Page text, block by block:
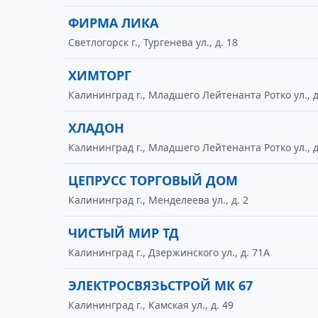
ФИРМА ЛИКА
Светлогорск г., Тургенева ул., д. 18
ХИМТОРГ
Калининград г., Младшего Лейтенанта Ротко ул.,
ХЛАДОН
Калининград г., Младшего Лейтенанта Ротко ул.,
ЦЕПРУСС ТОРГОВЫЙ ДОМ
Калининград г., Менделеева ул., д. 2
ЧИСТЫЙ МИР ТД
Калининград г., Дзержинского ул., д. 71А
ЭЛЕКТРОСВЯЗЬСТРОЙ МК 67
Калининград г., Камская ул., д. 49